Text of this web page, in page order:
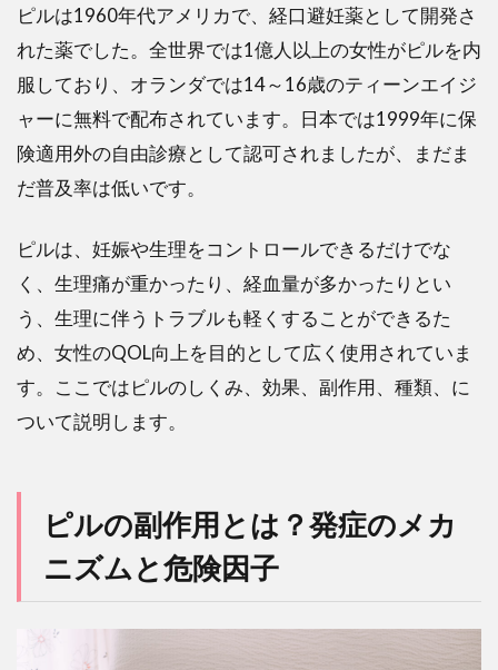
類と
状：
吐き
頭
痛、
乳房
の張
ど
5
ピル
大な
副作
血栓
防法
6
ピ
出たら
どうす
ピルは1960年代アメリカで、経口避妊薬として開発さ
れた薬でした。全世界では1億人以上の女性がピルを内
服しており、オランダでは14～16歳のティーンエイジ
ャーに無料で配布されています。日本では1999年に保
険適用外の自由診療として認可されましたが、まだま
だ普及率は低いです。
ピルは、妊娠や生理をコントロールできるだけでな
く、生理痛が重かったり、経血量が多かったりとい
う、生理に伴うトラブルも軽くすることができるた
め、女性のQOL向上を目的として広く使用されていま
す。ここではピルのしくみ、効果、副作用、種類、に
ついて説明します。
ピルの副作用とは？発症のメカ
ニズムと危険因子